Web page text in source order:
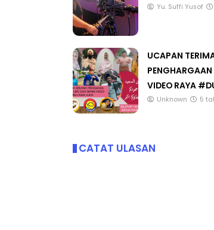
Yu. Suffi Yusof
UCAPAN
VIDEO RAYA
Unknown 5
CATAT ULASAN